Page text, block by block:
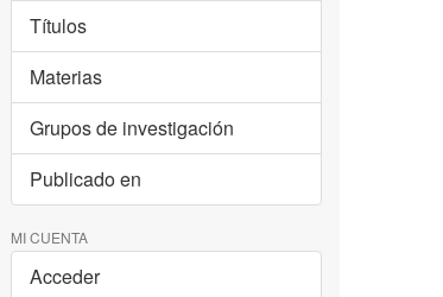
Títulos
Materias
Grupos de investigación
Publicado en
MI CUENTA
Acceder